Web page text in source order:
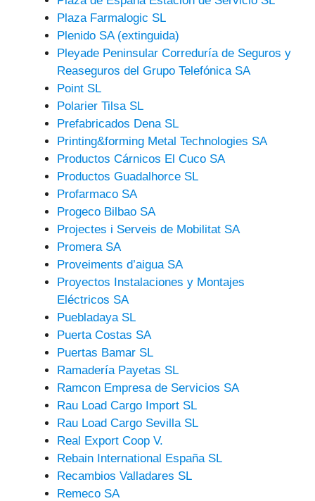
Plaza Farmalogic SL
Plenido SA (extinguida)
Pleyade Peninsular Correduría de Seguros y
Reaseguros del Grupo Telefónica SA
Point SL
Polarier Tilsa SL
Prefabricados Dena SL
Printing&forming Metal Technologies SA
Productos Cárnicos El Cuco SA
Productos Guadalhorce SL
Profarmaco SA
Progeco Bilbao SA
Projectes i Serveis de Mobilitat SA
Promera SA
Proveiments d’aigua SA
Proyectos Instalaciones y Montajes
Eléctricos SA
Puebladaya SL
Puerta Costas SA
Puertas Bamar SL
Ramadería Payetas SL
Ramcon Empresa de Servicios SA
Rau Load Cargo Import SL
Rau Load Cargo Sevilla SL
Real Export Coop V.
Rebain International España SL
Recambios Valladares SL
Remeco SA